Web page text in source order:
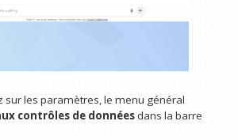
sur les paramètres, le menu général
contrôles de donnéesdans la barre